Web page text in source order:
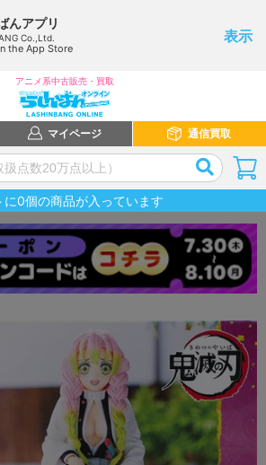
んアプリ
Co.,Ltd.
the App Store
表示
アニメ系中古販売・買取
マイページ 通信買取
に0個の商品が入っています